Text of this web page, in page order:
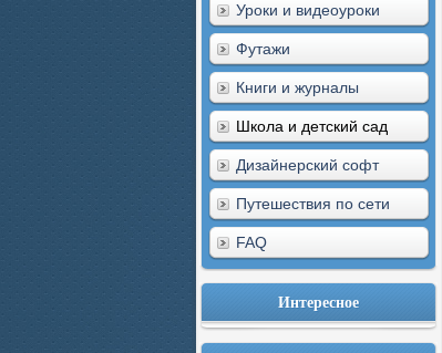
Уроки и видеоуроки
Футажи
Книги и журналы
Школа и детский сад
Дизайнерский софт
Путешествия по сети
FAQ
Интересное